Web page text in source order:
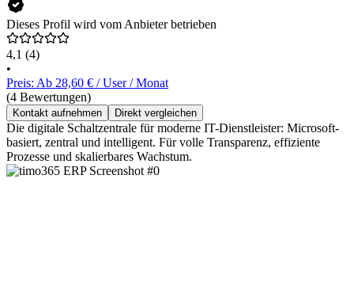
Dieses Profil wird vom Anbieter betrieben
4,1 (4)
•
Preis: Ab 28,60 € / User / Monat
(4 Bewertungen)
Kontakt aufnehmen Direkt vergleichen
Die digitale Schaltzentrale für moderne IT-Dienstleister: Microsoft-
basiert, zentral und intelligent. Für volle Transparenz, effiziente
Prozesse und skalierbares Wachstum.